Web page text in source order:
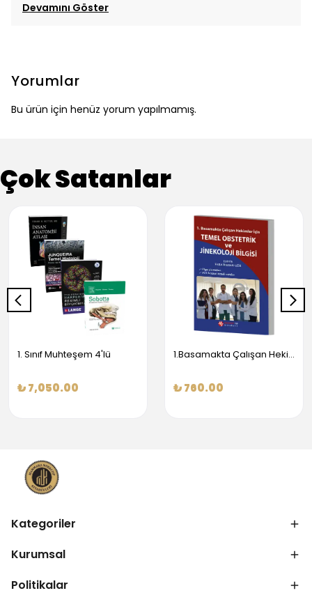
Devamını Göster
Yorumlar
Bu ürün için henüz yorum yapılmamış.
Çok Satanlar
1. Sınıf Muhteşem 4'lü
₺ 7,050.00
1.Basamakta Çalışan Hekimler İçin Temel Obstetrik Ve Jinekoloji Bilgisi
₺ 760.00
Kategoriler
Kurumsal
Politikalar